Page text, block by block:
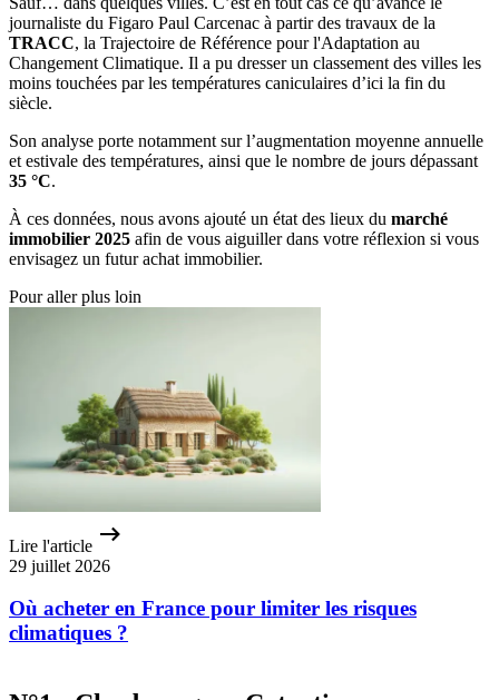
journaliste du Figaro Paul Carcenac à partir des travaux de la
TRACC, la Trajectoire de Référence pour l'Adaptation au
Changement Climatique. Il a pu dresser un classement des villes les
moins touchées par les températures caniculaires d’ici la fin du
siècle.
Son analyse porte notamment sur l’augmentation moyenne annuelle
et estivale des températures, ainsi que le nombre de jours dépassant
35 °C.
À ces données, nous avons ajouté un état des lieux du marché
immobilier 2025 afin de vous aiguiller dans votre réflexion si vous
envisagez un futur achat immobilier.
Pour aller plus loin
Lire l'article
29 juillet 2026
Où acheter en France pour limiter les risques
climatiques ?